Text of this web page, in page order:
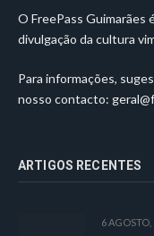
O FreePass Guimarães
divulgação da cultura
Para informações,
nosso contacto:
ARTIGOS RECENTES
6 AGOSTO,